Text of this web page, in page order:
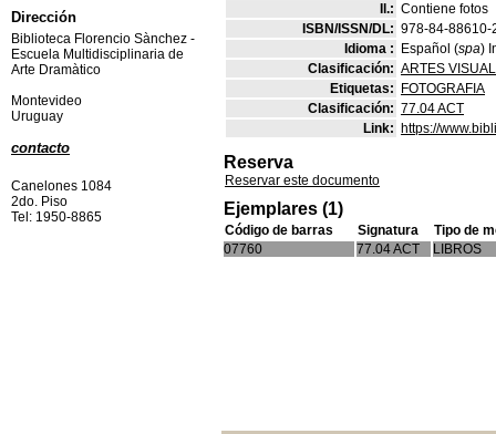
Il.: Contiene fotos
ISBN/ISSN/DL: 978-84-88610-
Idioma :
Español (spa)
Clasificación: ARTES
Etiquetas:
FOTOGRAFIA
Clasificación: 77.04 ACT
Link: https://
Reserva
Reservar este documento
Ejemplares (1)
Código de barras Signatura
Tipo de
07760
77.04 ACT LIBROS
Dirección
Biblioteca Florencio Sànchez -
Escuela Multidisciplinaria de
Arte Dramàtico
Montevideo
Uruguay
contacto
Canelones 1084
2do. Piso
Tel: 1950-8865